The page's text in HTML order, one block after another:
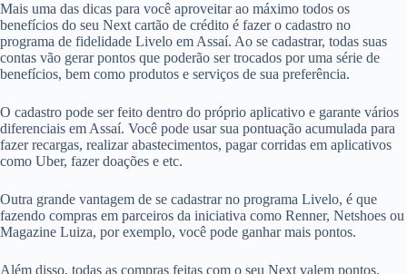
Mais uma das dicas para você aproveitar ao máximo todos os
benefícios do seu Next cartão de crédito é fazer o cadastro no
programa de fidelidade Livelo em Assaí. Ao se cadastrar, todas suas
contas vão gerar pontos que poderão ser trocados por uma série de
benefícios, bem como produtos e serviços de sua preferência.
O cadastro pode ser feito dentro do próprio aplicativo e garante vários
diferenciais em Assaí. Você pode usar sua pontuação acumulada para
fazer recargas, realizar abastecimentos, pagar corridas em aplicativos
como Uber, fazer doações e etc.
Outra grande vantagem de se cadastrar no programa Livelo, é que
fazendo compras em parceiros da iniciativa como Renner, Netshoes ou
Magazine Luiza, por exemplo, você pode ganhar mais pontos.
Além disso, todas as compras feitas com o seu Next valem pontos.